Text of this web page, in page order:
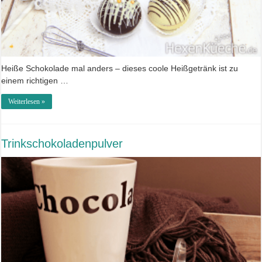
Heiße Schokolade mal anders – dieses coole Heißgetränk ist zu
einem richtigen …
Weiterlesen »
Trinkschokoladenpulver